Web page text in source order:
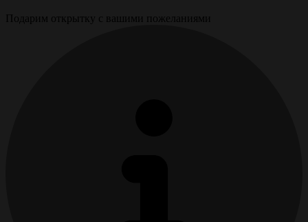
Подарим открытку с вашими пожеланиями